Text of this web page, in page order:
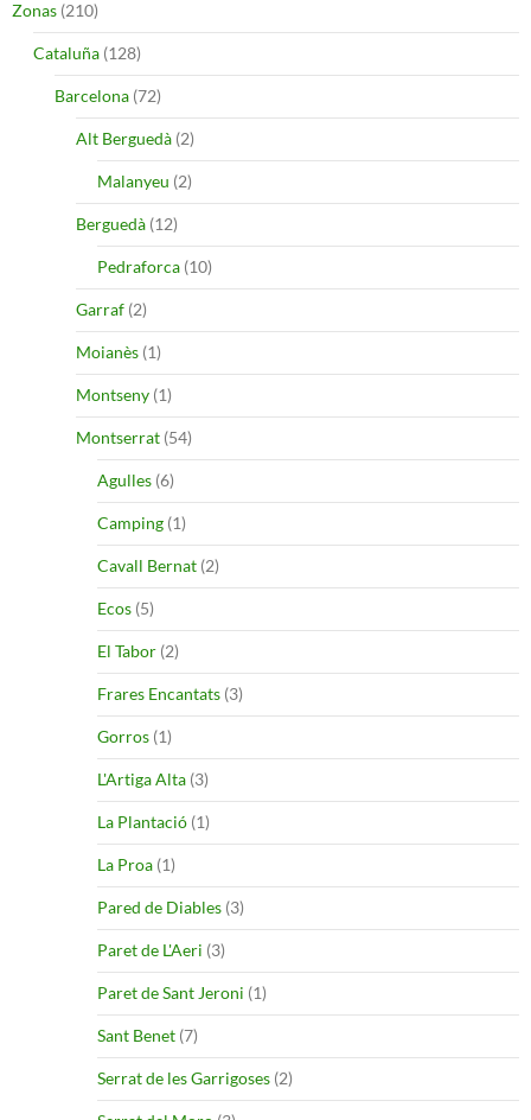
Zonas (210)
Cataluña (128)
Barcelona (72)
Alt Berguedà (2)
Malanyeu (2)
Berguedà (12)
Pedraforca (10)
Garraf (2)
Moianès (1)
Montseny (1)
Montserrat (54)
Agulles (6)
Camping (1)
Cavall Bernat (2)
Ecos (5)
El Tabor (2)
Frares Encantats (3)
Gorros (1)
L'Artiga Alta (3)
La Plantació (1)
La Proa (1)
Pared de Diables (3)
Paret de L'Aeri (3)
Paret de Sant Jeroni (1)
Sant Benet (7)
Serrat de les Garrigoses (2)